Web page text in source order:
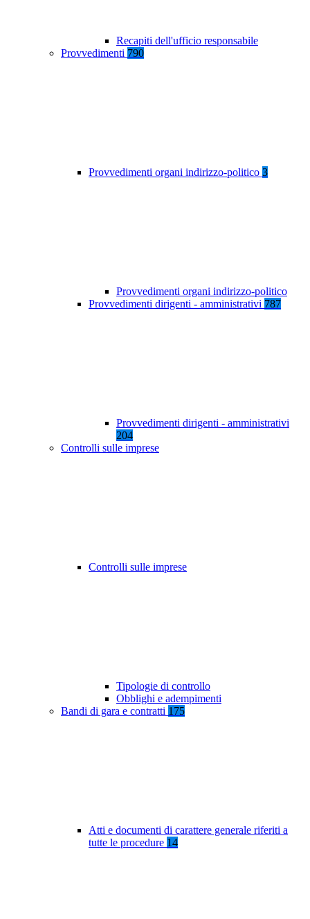
Recapiti dell'ufficio responsabile
Provvedimenti 790
Provvedimenti organi indirizzo-politico 3
Provvedimenti organi indirizzo-politico
Provvedimenti dirigenti - amministrativi 787
Provvedimenti dirigenti - amministrativi
204
Controlli sulle imprese
Controlli sulle imprese
Tipologie di controllo
Obblighi e adempimenti
Bandi di gara e contratti 175
Atti e documenti di carattere generale riferiti a
tutte le procedure 14